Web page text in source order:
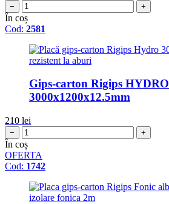
− +
În coș
Cod: 2581
Gips-carton Rigips HYDRO
3000x1200x12.5mm
210 lei
− +
În coș
OFERTA
Cod: 1742